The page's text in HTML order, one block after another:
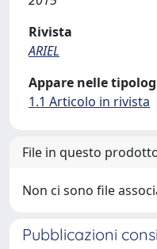
Rivista
ARIEL
Appare nelle
1.1 Articolo in rivista
File in questo
Non ci sono file
Pubblicazioni